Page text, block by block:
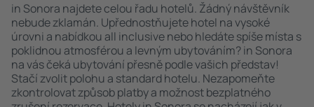
in Sonora najdete celou řadu hotelů. Žádný návštěvník
nebude zklamán. Upřednostňujete hotel na vysoké
úrovni a nabídkou all inclusive nebo hledáte spíše místa s
poklidnou atmosférou a levným ubytováním? in Sonora
na vás čeká ubytování přesně podle vašich představ!
Stačí zvolit polohu a standard hotelu. Nezapomeňte
zkontrolovat způsob platby a možnost bezplatného